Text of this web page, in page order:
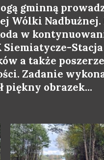
gminną
Wólki Nadbużnej.
w
Stacja
a także
Zadanie
piękny obrazek...